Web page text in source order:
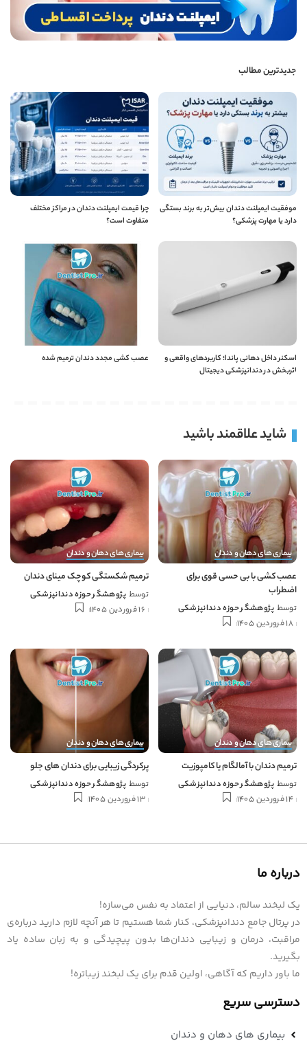
جدیدترین مطالب
موفقیت ایمپلنت دندان بیش‌تر به برند بستگی
دارد یا مهارت پزشکی؟
چرا قیمت ایمپلنت دندان در مراکز مختلف
متفاوت است؟
اسکنر داخل دهانی پاندا؛ کاربردهای واقعی و
اثربخش در دندانپزشکی دیجیتال
عصب کشی مجدد دندان ترمیم شده
شاید علاقمند باشید
بیماری های دهان و دندان
عصب کشی با بی حسی قوی برای
اضطراب
توسط پژوهشگر حوزه دندانپزشکی
18 فروردین 1405
بیماری های دهان و دندان
ترمیم شکستگی کوچک مینای دندان
توسط پژوهشگر حوزه دندانپزشکی
16 فروردین 1405
بیماری های دهان و دندان
ترمیم دندان با آمالگام یا کامپوزیت
توسط پژوهشگر حوزه دندانپزشکی
14 فروردین 1405
بیماری های دهان و دندان
پرکردگی زیبایی برای دندان های جلو
توسط پژوهشگر حوزه دندانپزشکی
13 فروردین 1405
درباره ما
یک لبخند سالم، دنیایی از اعتماد به نفس می‌سازه!
در پرتال جامع دندانپزشکی، کنار شما هستیم تا هر آنچه لازم دارید درباره‌ی
مراقبت، درمان و زیبایی دندان‌ها بدون پیچیدگی و به زبان ساده یاد
بگیرید.
ما باور داریم که آگاهی، اولین قدم برای یک لبخند زیباتره!
دسترسی سریع
بیماری های دهان و دندان